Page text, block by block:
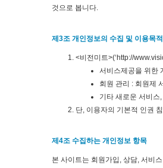
것으로 봅니다.
제3조 개인정보의 수집 및 이용목적
<비전미트>(‘http://
서비스제공을 위한
회원 관리 : 회원제
기타 새로운 서비스
단, 이용자의 기본적 인권
제4조 수집하는 개인정보 항목
본 사이트는 회원가입, 상담, 서비